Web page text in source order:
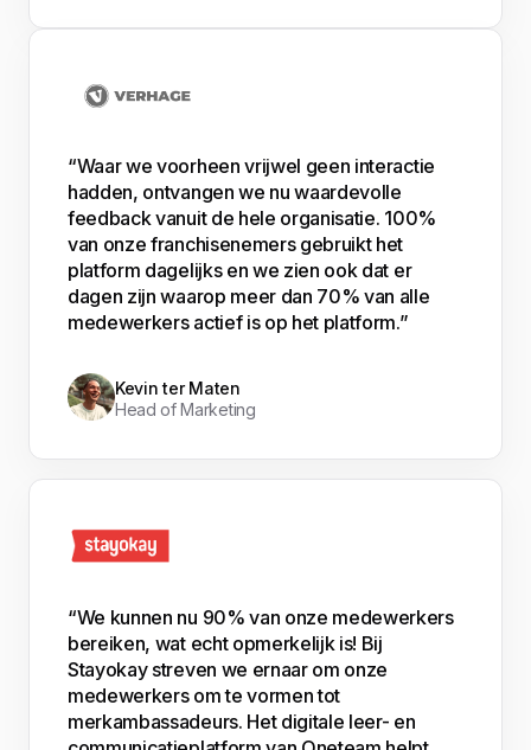
“Waar we voorheen vrijwel geen interactie
hadden, ontvangen we nu waardevolle
feedback vanuit de hele organisatie. 100%
van onze franchisenemers gebruikt het
platform dagelijks en we zien ook dat er
dagen zijn waarop meer dan 70% van alle
medewerkers actief is op het platform.”
Kevin ter Maten
Head of Marketing
“We kunnen nu 90% van onze medewerkers
bereiken, wat echt opmerkelijk is! Bij
Stayokay streven we ernaar om onze
medewerkers om te vormen tot
merkambassadeurs. Het digitale leer- en